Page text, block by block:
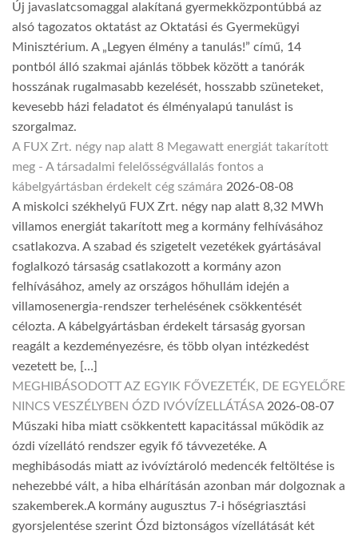
Új javaslatcsomaggal alakítaná gyermekközpontúbbá az
alsó tagozatos oktatást az Oktatási és Gyermekügyi
Minisztérium. A „Legyen élmény a tanulás!” című, 14
pontból álló szakmai ajánlás többek között a tanórák
hosszának rugalmasabb kezelését, hosszabb szüneteket,
kevesebb házi feladatot és élményalapú tanulást is
szorgalmaz.
A FUX Zrt. négy nap alatt 8 Megawatt energiát takarított
meg - A társadalmi felelősségvállalás fontos a
kábelgyártásban érdekelt cég számára 2026-08-08
A miskolci székhelyű FUX Zrt. négy nap alatt 8,32 MWh
villamos energiát takarított meg a kormány felhívásához
csatlakozva. A szabad és szigetelt vezetékek gyártásával
foglalkozó társaság csatlakozott a kormány azon
felhívásához, amely az országos hőhullám idején a
villamosenergia-rendszer terhelésének csökkentését
célozta. A kábelgyártásban érdekelt társaság gyorsan
reagált a kezdeményezésre, és több olyan intézkedést
vezetett be, […]
MEGHIBÁSODOTT AZ EGYIK FŐVEZETÉK, DE EGYELŐRE
NINCS VESZÉLYBEN ÓZD IVÓVÍZELLÁTÁSA 2026-08-07
Műszaki hiba miatt csökkentett kapacitással működik az
ózdi vízellátó rendszer egyik fő távvezetéke. A
meghibásodás miatt az ivóvíztároló medencék feltöltése is
nehezebbé vált, a hiba elhárításán azonban már dolgoznak a
szakemberek.A kormány augusztus 7-i hőségriasztási
gyorsjelentése szerint Ózd biztonságos vízellátását két